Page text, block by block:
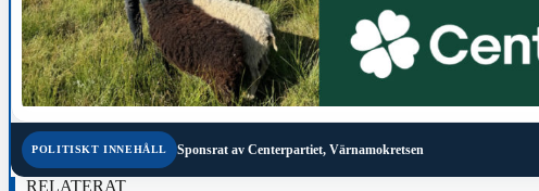
POLITISKT INNEHÅLL Sponsrat av Centerpartiet, Värnamokretsen
RELATERAT